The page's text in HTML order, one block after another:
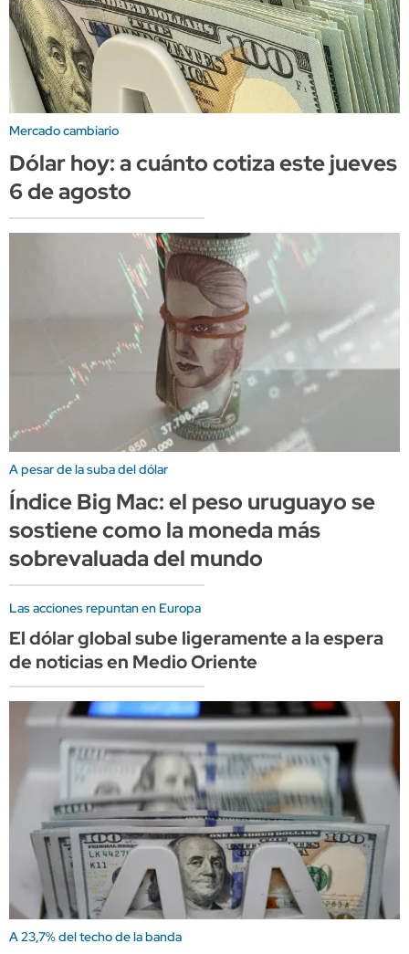
Mercado cambiario
Dólar hoy: a cuánto cotiza este jueves
6 de agosto
A pesar de la suba del dólar
Índice Big Mac: el peso uruguayo se
sostiene como la moneda más
sobrevaluada del mundo
Las acciones repuntan en Europa
El dólar global sube ligeramente a la espera
de noticias en Medio Oriente
A 23,7% del techo de la banda